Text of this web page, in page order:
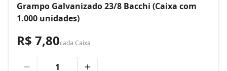
Grampo Galvanizado 23/8 Bacchi (Caixa com
1.000 unidades)
R$ 7,80cada Caixa